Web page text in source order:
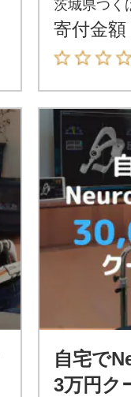
茨城県つく
寄付金額
自宅で
3万円ク